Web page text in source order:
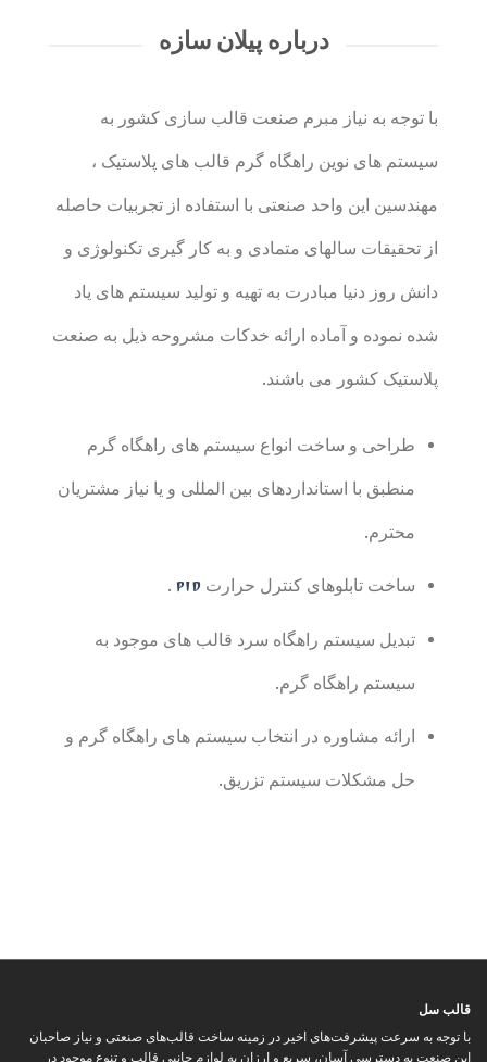
درباره پیلان سازه
با توجه به نیاز مبرم صنعت قالب سازی کشور به
سیستم های نوین راهگاه گرم قالب های پلاستیک ،
مهندسین این واحد صنعتی با استفاده از تجربیات حاصله
از تحقیقات سالهای متمادی و به کار گیری تکنولوژی و
دانش روز دنیا مبادرت به تهیه و تولید سیستم های یاد
شده نموده و آماده ارائه خدکات مشروحه ذیل به صنعت
پلاستیک کشور می باشند.
طراحی و ساخت انواع سیستم های راهگاه گرم
منطبق با استانداردهای بین المللی و یا نیاز مشتریان
محترم.
ساخت تابلوهای کنترل حرارتPID
.
تبدیل سیستم راهگاه سرد قالب های موجود به
سیستم راهگاه گرم.
ارائه مشاوره در انتخاب سیستم های راهگاه گرم و
حل مشکلات سیستم تزریق.
قالب سل
با توجه به سرعت پیشرفت‌های اخیر در زمینه ساخت قالب‌های صنعتی و نیاز صاحبان